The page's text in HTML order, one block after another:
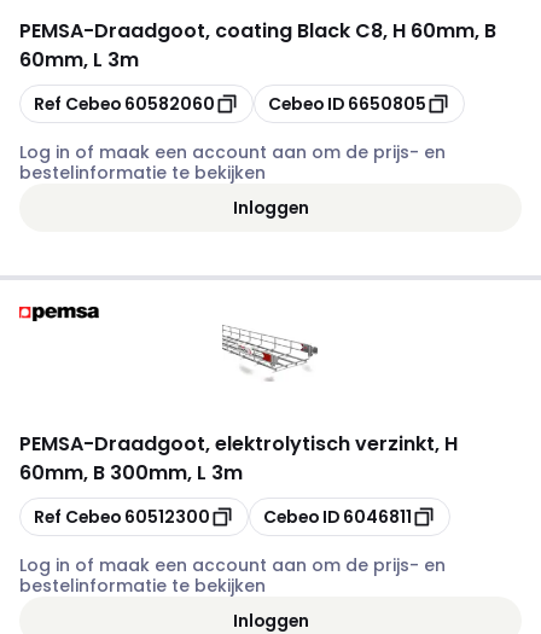
PEMSA-Draadgoot, coating Black C8, H 60mm, B
60mm, L 3m
Kopiëren
Ref Cebeo 60582060 Kopiëren
Cebeo ID 6650805
Log in of maak een account aan om de prijs- en
bestelinformatie te bekijken
Inloggen
PEMSA-Draadgoot, elektrolytisch verzinkt, H
60mm, B 300mm, L 3m
Kopiëren
Ref Cebeo 60512300 Kopiëren
Cebeo ID 6046811
Log in of maak een account aan om de prijs- en
bestelinformatie te bekijken
Inloggen